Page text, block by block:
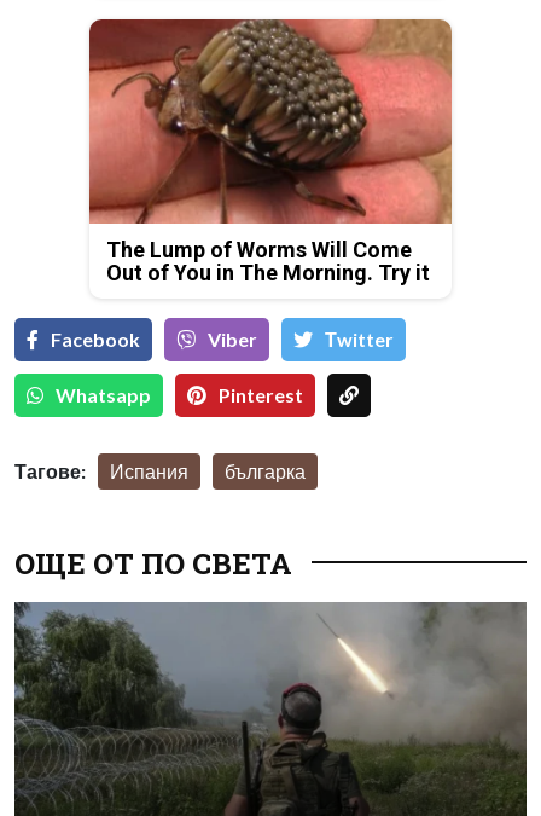
The Lump of Worms Will Come
Out of You in The Morning. Try it
Facebook Viber Тwitter
Whatsapp Pinterest
Тагове: Испания българка
ОЩЕ ОТ ПО СВЕТА